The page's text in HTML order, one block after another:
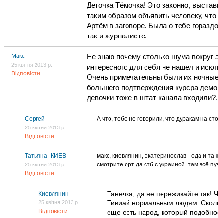
Деточка Тёмочка! Это законно,
таким образом объявить человеку,
Артём в заговоре. Была о тебе
так и журналисте.
Макс
25 квітня 2013 р.
Відповісти
Не знаю почему столько шума вокруг
интересного для себя не нашел и
Очень примечательны были их
большего подтверждения курсра
девочки тоже в штат канала
Сергей
25 квітня 2013 р.
Відповісти
А что, тебе не говорили, что дуракам на
Татьяна_КИЕВ
25 квітня 2013 р.
Відповісти
макс, киевлянин, екатеринослав - ода и
смотрите орт да стб с украиной. там всё
Киевлянин
25 квітня 2013 р.
Відповісти
Танечка, да не переживайте так!
Тивиай нормальным людям.
еще есть народ, который